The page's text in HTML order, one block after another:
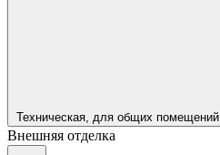
Техническая, для общих помещений
Внешняя отделка